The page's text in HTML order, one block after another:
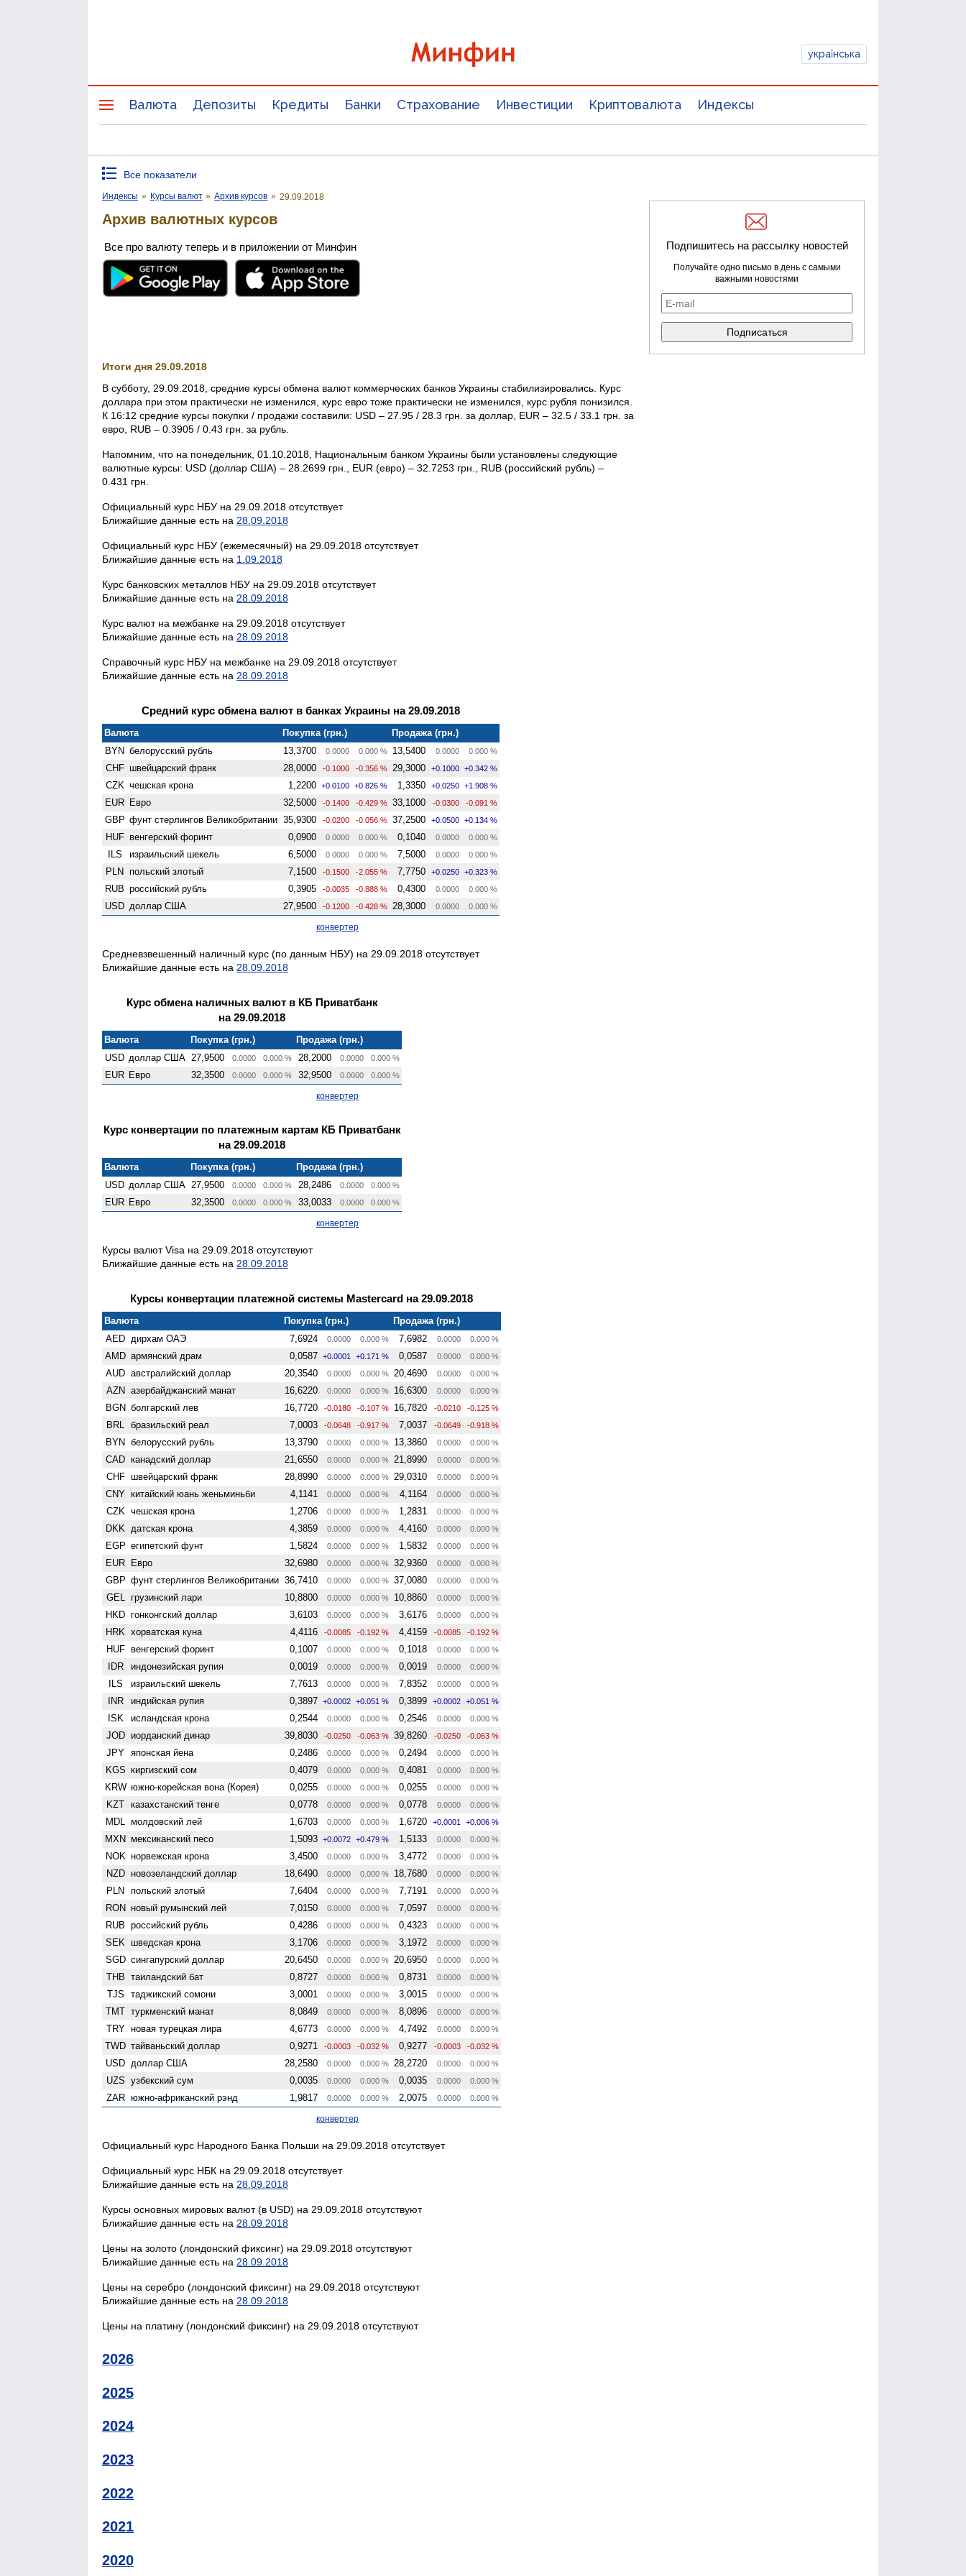
українська
Валюта Депозиты Кредиты Банки Страхование Инвестиции Криптовалюта Индексы
Все показатели
Индексы » Курсы валют » Архив курсов » 29.09.2018
Архив валютных курсов
Все про валюту теперь и в приложении от Минфин
Итоги дня 29.09.2018
В субботу, 29.09.2018, средние курсы обмена валют коммерческих банков Украины стабилизировались. Курс
доллара при этом практически не изменился, курс евро тоже практически не изменился, курс рубля понизился.
К 16:12 средние курсы покупки / продажи составили: USD – 27.95 / 28.3 грн. за доллар, EUR – 32.5 / 33.1 грн. за
евро, RUB – 0.3905 / 0.43 грн. за рубль.
Напомним, что на понедельник, 01.10.2018, Национальным банком Украины были установлены следующие
валютные курсы: USD (доллар США) – 28.2699 грн., EUR (евро) – 32.7253 грн., RUB (российский рубль) –
0.431 грн.
Официальный курс НБУ на 29.09.2018 отсутствует
Ближайшие данные есть на 28.09.2018
Официальный курс НБУ (ежемесячный) на 29.09.2018 отсутствует
Ближайшие данные есть на 1.09.2018
Курс банковских металлов НБУ на 29.09.2018 отсутствует
Ближайшие данные есть на 28.09.2018
Курс валют на межбанке на 29.09.2018 отсутствует
Ближайшие данные есть на 28.09.2018
Справочный курс НБУ на межбанке на 29.09.2018 отсутствует
Ближайшие данные есть на 28.09.2018
Средний курс обмена валют в банках Украины на 29.09.2018
Валюта Покупка (грн.)
Продажа (грн.)
BYN белорусский рубль 13,3700 0.0000 0.000 % 13,5400 0.0000 0.000 %
CHF швейцарский франк 28,0000 -0.1000 -0.356 % 29,3000 +0.1000 +0.342 %
CZK чешская крона 1,2200 +0.0100 +0.826 % 1,3350 +0.0250 +1.908 %
EUR Евро 32,5000 -0.1400 -0.429 % 33,1000 -0.0300 -0.091 %
GBP фунт стерлингов Велико­британии 35,9300 -0.0200 -0.056 % 37,2500 +0.0500 +0.134 %
HUF венгерский форинт 0,0900 0.0000 0.000 % 0,1040 0.0000 0.000 %
ILS израильский шекель 6,5000 0.0000 0.000 % 7,5000 0.0000 0.000 %
PLN польский злотый 7,1500 -0.1500 -2.055 % 7,7750 +0.0250 +0.323 %
RUB российский рубль 0,3905 -0.0035 -0.888 % 0,4300 0.0000 0.000 %
USD доллар США 27,9500 -0.1200 -0.428 % 28,3000 0.0000 0.000 %
конвертер
Средневзвешенный наличный курс (по данным НБУ) на 29.09.2018 отсутствует
Ближайшие данные есть на 28.09.2018
Курс обмена наличных валют в КБ Приватбанк
на 29.09.2018
Валюта Покупка (грн.)
Продажа (грн.)
USD доллар США 27,9500 0.0000 0.000 % 28,2000 0.0000 0.000 %
EUR Евро 32,3500 0.0000 0.000 % 32,9500 0.0000 0.000 %
конвертер
Курс конвертации по платежным картам КБ Приватбанк
на 29.09.2018
Валюта Покупка (грн.)
Продажа (грн.)
USD доллар США 27,9500 0.0000 0.000 % 28,2486 0.0000 0.000 %
EUR Евро 32,3500 0.0000 0.000 % 33,0033 0.0000 0.000 %
конвертер
Курсы валют Visa на 29.09.2018 отсутствуют
Ближайшие данные есть на 28.09.2018
Курсы конвертации платежной системы Mastercard на 29.09.2018
Валюта Покупка (грн.)
Продажа (грн.)
AED дирхам ОАЭ 7,6924 0.0000 0.000 % 7,6982 0.0000 0.000 %
AMD армянский драм 0,0587 +0.0001 +0.171 % 0,0587 0.0000 0.000 %
AUD австралийский доллар 20,3540 0.0000 0.000 % 20,4690 0.0000 0.000 %
AZN азербайджанский манат 16,6220 0.0000 0.000 % 16,6300 0.0000 0.000 %
BGN болгарский лев 16,7720 -0.0180 -0.107 % 16,7820 -0.0210 -0.125 %
BRL бразильский реал 7,0003 -0.0648 -0.917 % 7,0037 -0.0649 -0.918 %
BYN белорусский рубль 13,3790 0.0000 0.000 % 13,3860 0.0000 0.000 %
CAD канадский доллар 21,6550 0.0000 0.000 % 21,8990 0.0000 0.000 %
CHF швейцарский франк 28,8990 0.0000 0.000 % 29,0310 0.0000 0.000 %
CNY китайский юань женьминьби 4,1141 0.0000 0.000 % 4,1164 0.0000 0.000 %
CZK чешская крона 1,2706 0.0000 0.000 % 1,2831 0.0000 0.000 %
DKK датская крона 4,3859 0.0000 0.000 % 4,4160 0.0000 0.000 %
EGP египетский фунт 1,5824 0.0000 0.000 % 1,5832 0.0000 0.000 %
EUR Евро 32,6980 0.0000 0.000 % 32,9360 0.0000 0.000 %
GBP фунт стерлингов Велико­британии 36,7410 0.0000 0.000 % 37,0080 0.0000 0.000 %
GEL грузинский лари 10,8800 0.0000 0.000 % 10,8860 0.0000 0.000 %
HKD гонконгский доллар 3,6103 0.0000 0.000 % 3,6176 0.0000 0.000 %
HRK хорватская куна 4,4116 -0.0085 -0.192 % 4,4159 -0.0085 -0.192 %
HUF венгерский форинт 0,1007 0.0000 0.000 % 0,1018 0.0000 0.000 %
IDR индонезийская рупия 0,0019 0.0000 0.000 % 0,0019 0.0000 0.000 %
ILS израильский шекель 7,7613 0.0000 0.000 % 7,8352 0.0000 0.000 %
INR индийская рупия 0,3897 +0.0002 +0.051 % 0,3899 +0.0002 +0.051 %
ISK исландская крона 0,2544 0.0000 0.000 % 0,2546 0.0000 0.000 %
JOD иорданский динар 39,8030 -0.0250 -0.063 % 39,8260 -0.0250 -0.063 %
JPY японская йена 0,2486 0.0000 0.000 % 0,2494 0.0000 0.000 %
KGS киргизский сом 0,4079 0.0000 0.000 % 0,4081 0.0000 0.000 %
KRW южно-корейская вона (Корея) 0,0255 0.0000 0.000 % 0,0255 0.0000 0.000 %
KZT казахстанский тенге 0,0778 0.0000 0.000 % 0,0778 0.0000 0.000 %
MDL молдовский лей 1,6703 0.0000 0.000 % 1,6720 +0.0001 +0.006 %
MXN мексиканский песо 1,5093 +0.0072 +0.479 % 1,5133 0.0000 0.000 %
NOK норвежская крона 3,4500 0.0000 0.000 % 3,4772 0.0000 0.000 %
NZD ново­зеландский доллар 18,6490 0.0000 0.000 % 18,7680 0.0000 0.000 %
PLN польский злотый 7,6404 0.0000 0.000 % 7,7191 0.0000 0.000 %
RON новый румынский лей 7,0150 0.0000 0.000 % 7,0597 0.0000 0.000 %
RUB российский рубль 0,4286 0.0000 0.000 % 0,4323 0.0000 0.000 %
SEK шведская крона 3,1706 0.0000 0.000 % 3,1972 0.0000 0.000 %
SGD сингапурский доллар 20,6450 0.0000 0.000 % 20,6950 0.0000 0.000 %
THB таиландский бат 0,8727 0.0000 0.000 % 0,8731 0.0000 0.000 %
TJS таджикский сомони 3,0001 0.0000 0.000 % 3,0015 0.0000 0.000 %
TMT туркменский манат 8,0849 0.0000 0.000 % 8,0896 0.0000 0.000 %
TRY новая турецкая лира 4,6773 0.0000 0.000 % 4,7492 0.0000 0.000 %
TWD тайваньский доллар 0,9271 -0.0003 -0.032 % 0,9277 -0.0003 -0.032 %
USD доллар США 28,2580 0.0000 0.000 % 28,2720 0.0000 0.000 %
UZS узбекский сум 0,0035 0.0000 0.000 % 0,0035 0.0000 0.000 %
ZAR южно-африканский рэнд 1,9817 0.0000 0.000 % 2,0075 0.0000 0.000 %
конвертер
Официальный курс Народного Банка Польши на 29.09.2018 отсутствует
Официальный курс НБК на 29.09.2018 отсутствует
Ближайшие данные есть на 28.09.2018
Курсы основных мировых валют (в USD) на 29.09.2018 отсутствуют
Ближайшие данные есть на 28.09.2018
Цены на золото (лондонский фиксинг) на 29.09.2018 отсутствуют
Ближайшие данные есть на 28.09.2018
Цены на серебро (лондонский фиксинг) на 29.09.2018 отсутствуют
Ближайшие данные есть на 28.09.2018
Цены на платину (лондонский фиксинг) на 29.09.2018 отсутствуют
2026
2025
2024
2023
2022
2021
2020
Подпишитесь на рассылку новостей
Получайте одно письмо в день с самыми
важными новостями